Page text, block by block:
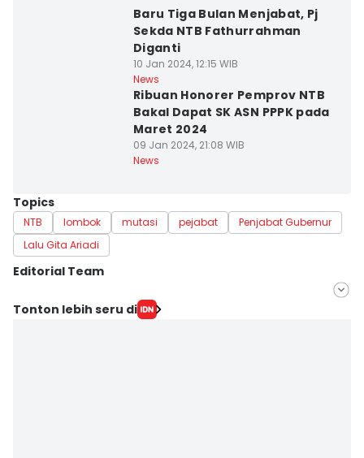
Baru Tiga Bulan Menjabat, Pj
Sekda NTB Fathurrahman
Diganti
10 Jan 2024, 12:15 WIB
News
Ribuan Honorer Pemprov NTB
Bakal Dapat SK ASN PPPK pada
Maret 2024
09 Jan 2024, 21:08 WIB
News
Topics
NTB lombok mutasi pejabat
Penjabat Gubernur
Lalu Gita Ariadi
Editorial Team
Editor
Tonton lebih seru di